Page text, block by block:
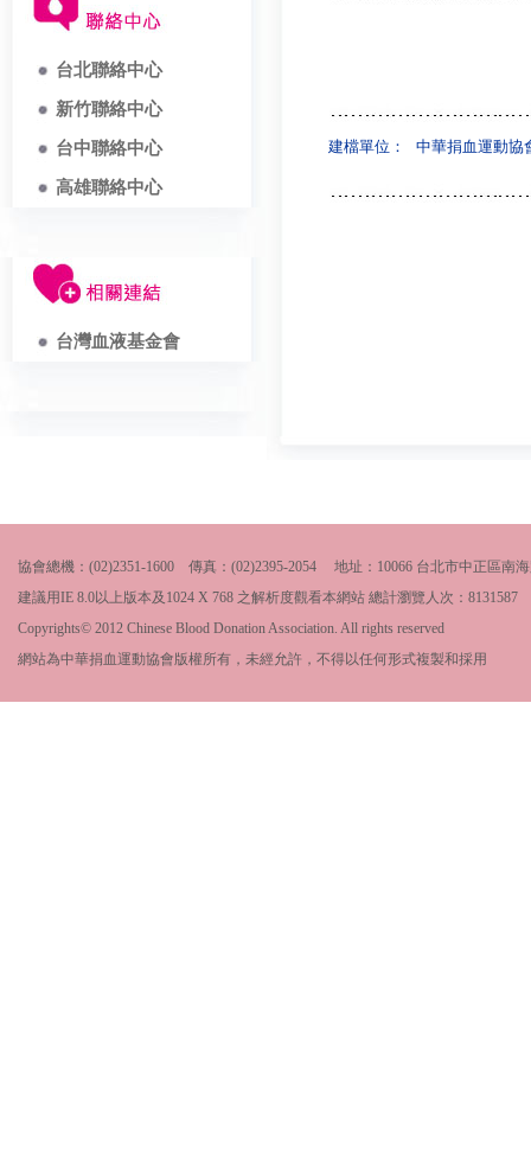
台北聯絡中心
新竹聯絡中心
台中聯絡中心
高雄聯絡中心
台灣血液基金會
建檔單位： 中華捐血運動協
協會總機：(02)2351-1600 傳真：(02)2395-2054 地址：10066 台北市中正區南
建議用IE 8.0以上版本及1024 X 768 之解析度觀看本網站 總計瀏覽人次： 8131587
Copyrights© 2012 Chinese Blood Donation Association. All rights reserved
網站為中華捐血運動協會版權所有，未經允許，不得以任何形式複製和採用